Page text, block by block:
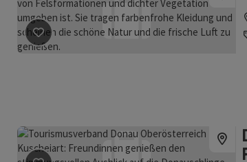
Beitrag merken: Curhaus Bad Kreuzen -